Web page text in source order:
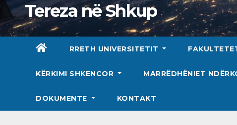
Tereza në Shkup
RRETH UNIVERSITETIT
KËRKIMI SHKENCOR MARRËDHËNIET
DOKUMENTE KONTAKT